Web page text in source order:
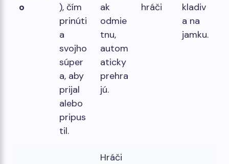
o
), čím
prinúti
a
svojho
súper
a, aby
prijal
alebo
pripus
til.
ak
odmie
tnu,
autom
aticky
prehra
jú.
hráči
kladiv
a na
jamku.
Hráči